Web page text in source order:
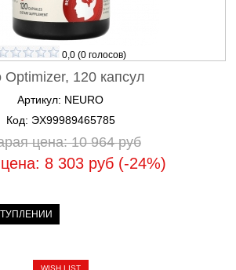
0,0(0голосов)
120 капсул
Артикул: NEURO
Код: ЭХ99989465785
цена: 10 964руб
8 303 руб (-24%)
WISH LIST